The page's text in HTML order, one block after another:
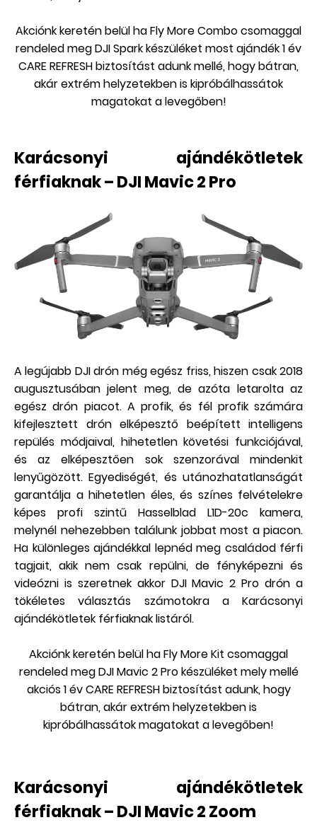
Akciónk keretén belül ha Fly More Combo csomaggal
rendeled meg DJI Spark készüléket most ajándék 1 év
CARE REFRESH biztosítást adunk mellé, hogy bátran,
akár extrém helyzetekben is kipróbálhassátok
magatokat a levegőben!
Karácsonyi ajándékötletek
férfiaknak – DJI Mavic 2 Pro
A legújabb DJI drón még egész friss, hiszen csak 2018
augusztusában jelent meg, de azóta letarolta az
egész drón piacot. A profik, és fél profik számára
kifejlesztett drón elképesztő beépített intelligens
repülés módjaival, hihetetlen követési funkciójával,
és az elképesztően sok szenzorával mindenkit
lenyűgözött. Egyediségét, és utánozhatatlanságát
garantálja a hihetetlen éles, és színes felvételekre
képes profi szintű Hasselblad L1D-20c kamera,
melynél nehezebben találunk jobbat most a piacon.
Ha különleges ajándékkal lepnéd meg családod férfi
tagjait, akik nem csak repülni, de fényképezni és
videózni is szeretnek akkor DJI Mavic 2 Pro drón a
tökéletes választás számotokra a Karácsonyi
ajándékötletek férfiaknak listáról.
Akciónk keretén belül ha Fly More Kit csomaggal
rendeled meg DJI Mavic 2 Pro készüléket mely mellé
akciós 1 év CARE REFRESH biztosítást adunk, hogy
bátran, akár extrém helyzetekben is
kipróbálhassátok magatokat a levegőben!
Karácsonyi ajándékötletek
férfiaknak – DJI Mavic 2 Zoom